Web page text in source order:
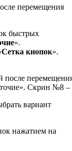
перемещения
быстрых
».
Сетка кнопок».
Скрин №8
вариант
нажатием на